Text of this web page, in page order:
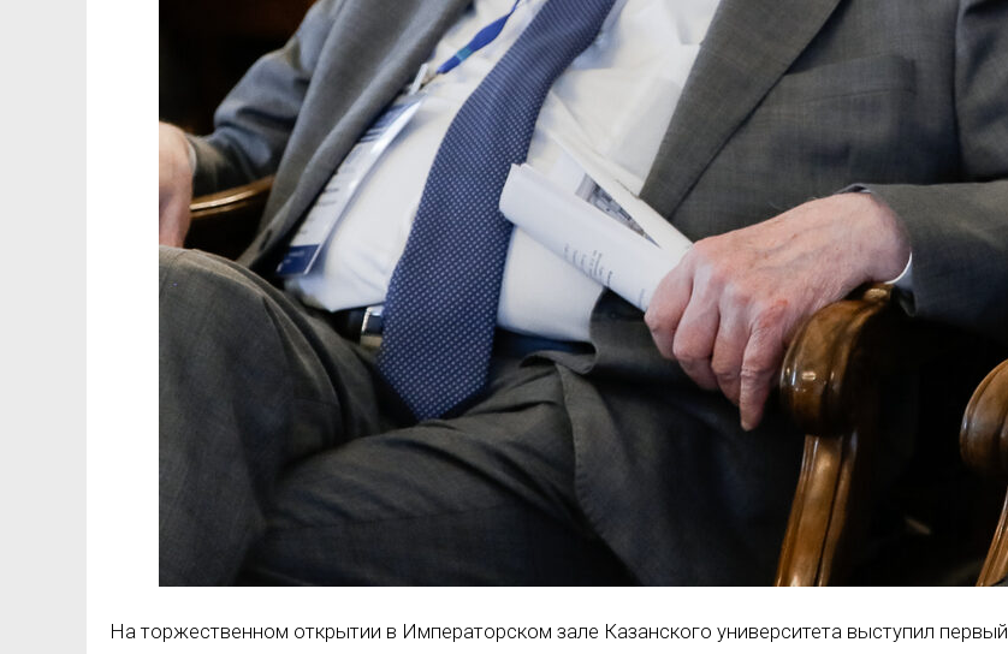
На торжественном открытии в Императорском зале Казанского университета выступил первый